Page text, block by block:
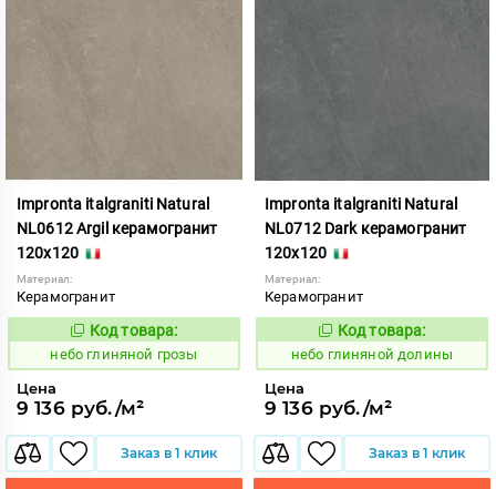
Impronta italgraniti Natural
NL0612 Argil керамогранит
120x120
Материал:
Керамогранит
1111519
Код товара:
небо глиняной грозы
Цена
9 136 руб./м²
Заказ в 1 клик
Impronta italgraniti Natural
NL0712 Dark керамогранит
120x120
Материал:
Керамогранит
1111521
Код товара:
небо глиняной долины
Цена
9 136 руб./м²
Заказ в 1 клик